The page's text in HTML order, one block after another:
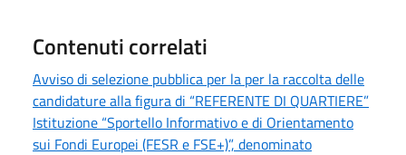
Contenuti correlati
Avviso di selezione pubblica per la per la raccolta delle
candidature alla figura di “REFERENTE DI QUARTIERE”
Istituzione “Sportello Informativo e di Orientamento
sui Fondi Europei (FESR e FSE+)”, denominato